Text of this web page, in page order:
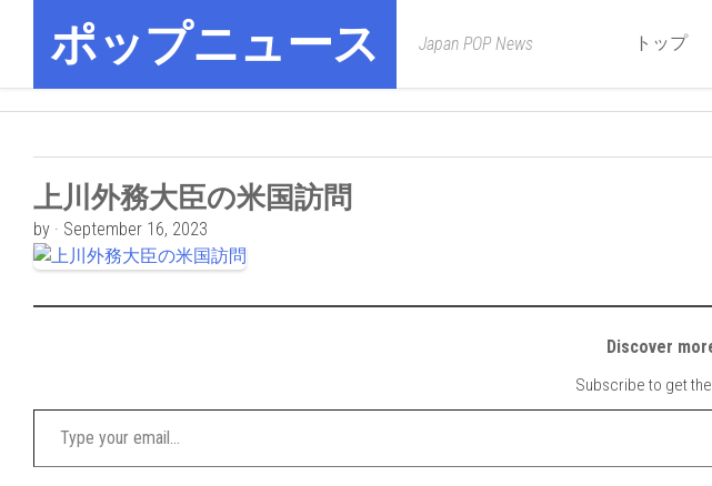
contentポップニュース Japan POP News トップ
上川外務大臣の米国訪問
by · September 16, 2023
Discover
Subscribe to get
Type your email…